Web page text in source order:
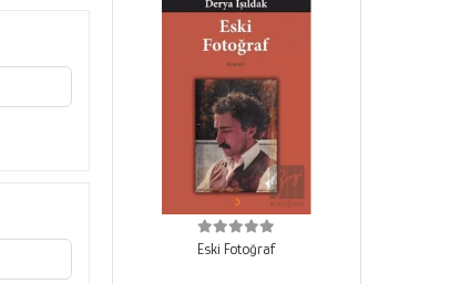
Eski Fotoğraf